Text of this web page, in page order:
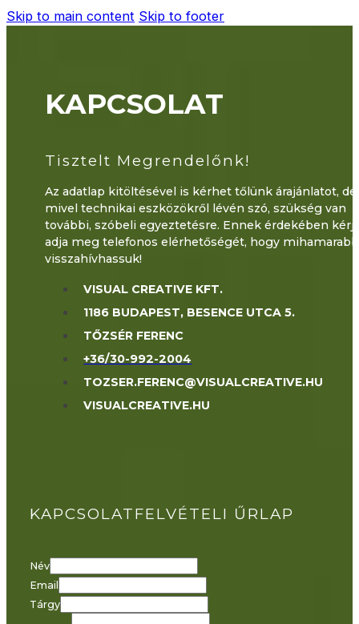
Skip to main content Skip to footer
KAPCSOLAT
Tisztelt Megrendelőnk!
Az adatlap kitöltésével is kérhet tőlünk árajánlatot, de
mivel technikai eszközökről lévén szó, szükség van
további, szóbeli egyeztetésre. Ennek érdekében
adja meg telefonos elérhetőségét, hogy mihamarabb
visszahívhassuk!
VISUAL CREATIVE KFT.
1186 BUDAPEST, BESENCE UTCA 5.
TŐZSÉR FERENC
+36/30-992-2004
TOZSER.FERENC@VISUALCREATIVE.HU
VISUALCREATIVE.HU
KAPCSOLATFELVÉTELI ŰRLAP
Név
Email
Tárgy